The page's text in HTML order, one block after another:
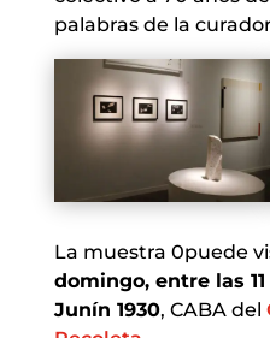
palabras de la
La muestra 0puede
domingo, entre las 11
Junín 1930, CABA del